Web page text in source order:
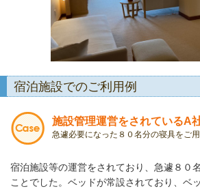
宿泊施設でのご利用例
施設管理運営をされているA
急遽必要になった８０名分の寝具をご
宿泊施設等の運営をされており、急遽８０
ことでした。ベッドが常設されており、ベ